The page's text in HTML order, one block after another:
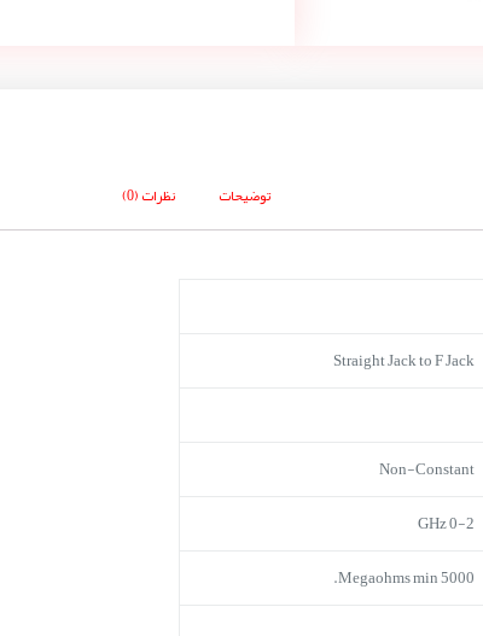
توضیحات نظرات (0)
Straight Jack to F Jack
Non-Constant
0-2 GHz
5000 Megaohms min.